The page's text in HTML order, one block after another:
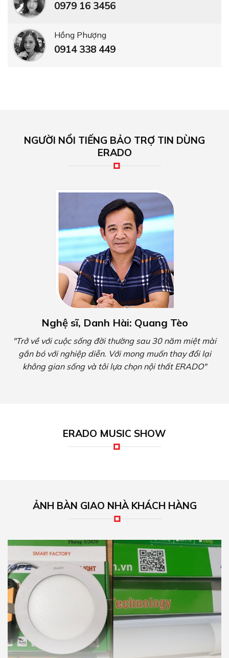
0979 16 3456
Hồng Phượng
0914 338 449
NGƯỜI NỔI TIẾNG BẢO TRỢ TIN DÙNG
ERADO
Nghệ sĩ, Danh Hài: Quang Tèo
"Trở về với cuộc sống đời thường sau 30 năm miệt mài
gắn bó với nghiệp diễn. Với mong muốn thay đổi lại
không gian sống và tôi lựa chọn nội thất ERADO"
ERADO MUSIC SHOW
ẢNH BÀN GIAO NHÀ KHÁCH HÀNG